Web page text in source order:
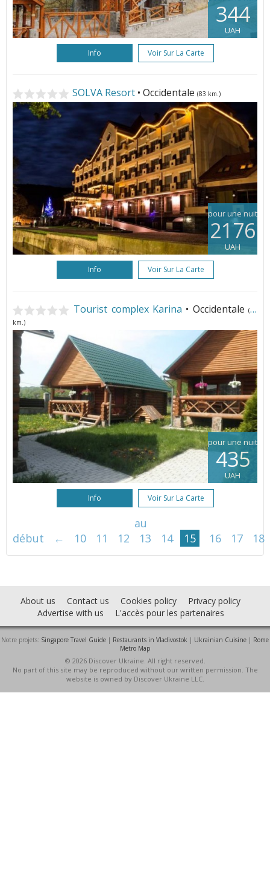
344
UAH
Info Voir Sur La Carte
SOLVA Resort • Occidentale (83 km.)
pour une nuit
2176
UAH
Info Voir Sur La Carte
Tourist complex Karina • Occidentale(84
km.)
pour une nuit
435
UAH
Info Voir Sur La Carte
au
début
← 10 11 12 13 14 15 16 17 18
About us Contact us Cookies policy
Privacy policy
Advertise with us
L'accès pour les partenaires
Notre projets: Singapore Travel Guide | Restaurants in Vladivostok | Ukrainian Cuisine | Rome
Metro Map
© 2026 Discover Ukraine. All right reserved.
No part of this site may be reproduced without our written permission. The
website is owned by Discover Ukraine LLC.